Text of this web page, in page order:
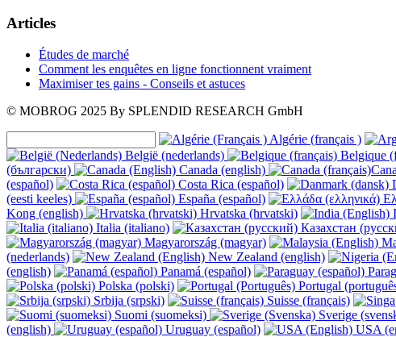
Articles
Études de marché
Comment les enquêtes en ligne fonctionnent vraiment
Maximiser tes gains - Conseils et astuces
© MOBROG 2025 By SPLENDID RESEARCH GmbH
Algérie (français )
België (nederlands)
Belgique
(български)
Canada (english)
(español)
Costa Rica (español)
(eesti keeles)
España (español)
Kong (english)
Hrvatska (hrvatski)
Italia (italiano)
Казахстан
Magyarország (magyar)
(nederlands)
New Zealand (english)
(english)
Panamá (español)
Polska (polski)
Portugal
Srbija (srpski)
Suisse (français)
Suomi (suomeksi)
Sverige
(english)
Uruguay (español) USA